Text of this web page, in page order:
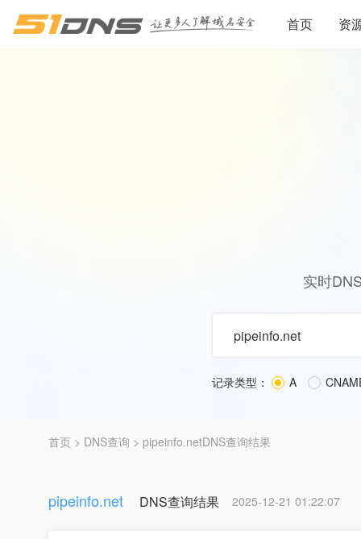
首页 资
实时
记录类型： A
首页 > DNS查询 > pipeinfo.netDNS查询结果
pipeinfo.net DNS查询结果 2025-12-21 01:22:07